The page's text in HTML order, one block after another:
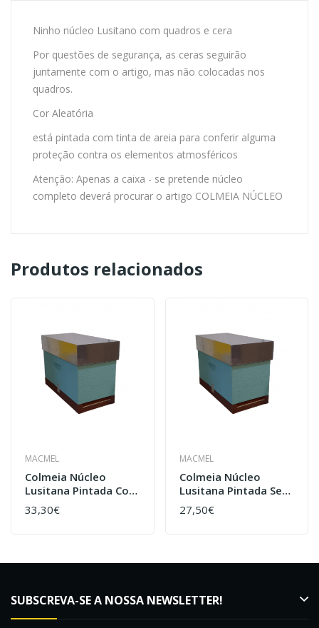
Ninho núcleo Lusitano com quadros e cera
Por questões de segurança, as ceras seguirão
juntamente com o artigo, mas não colocadas nos
quadros.
Cor Aleatória
está pintada com tinta de areia para conferir alguma
proteção contra os elementos atmosféricos
Atenção: Apenas a caixa - se pretende núcleo
completo deverá procurar o artigo COLMEIA NÚCLEO
Produtos relacionados
MACMEL
Colmeia Núcleo
Lusitana Pintada Com
Cera
33,30€
MACMEL
Colmeia Núcleo
Lusitana Pintada Sem
Cera
27,50€
SUBSCREVA-SE A NOSSA NEWSLETTER!